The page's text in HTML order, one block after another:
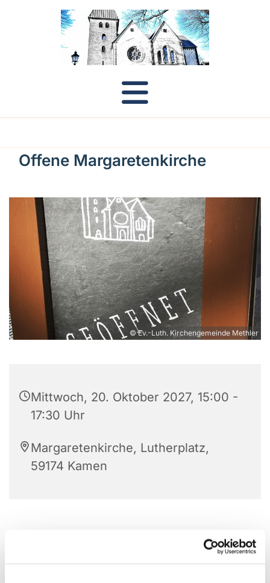
Offene Margaretenkirche
© Ev.-Luth. Kirchengemeinde Methler
Mittwoch, 20. Oktober 2027, 15:00 -
17:30 Uhr
Margaretenkirche, Lutherplatz,
59174 Kamen